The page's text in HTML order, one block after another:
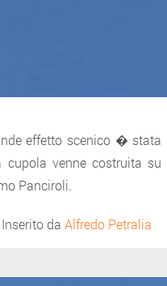
effetto scenico � stata
venne costruita su
Panciroli.
Inserito daAlfredo Petralia